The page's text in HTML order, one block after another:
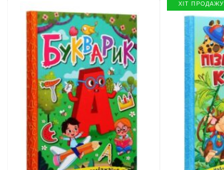
ХІТ ПРОДАЖУ